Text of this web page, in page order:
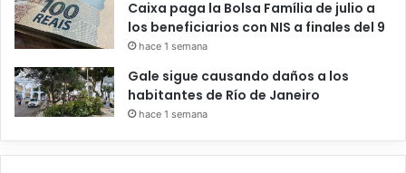
Caixa paga la Bolsa Família de julio a
los beneficiarios con NIS a finales del 9
hace 1 semana
Gale sigue causando daños a los
habitantes de Río de Janeiro
hace 1 semana